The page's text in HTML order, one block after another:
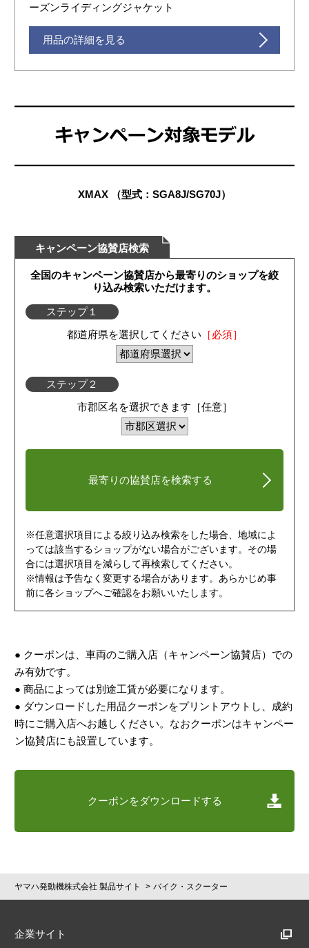
ーズンライディングジャケット
用品の詳細を見る
XMAX （型式：SGA8J/SG70J）
キャンペーン協賛店検索
全国のキャンペーン協賛店から最寄りのショップを絞
り込み検索いただけます。
ステップ１
都道府県を選択してください ［必須］
ステップ２
市郡区名を選択できます［任意］
最寄りの協賛店を検索する
※任意選択項目による絞り込み検索をした場合、地域によ
っては該当するショップがない場合がございます。その場
合には選択項目を減らして再検索してください。
※情報は予告なく変更する場合があります。あらかじめ事
前に各ショップへご確認をお願いいたします。
● クーポンは、車両のご購入店（キャンペーン協賛店）での
み有効です。
● 商品によっては別途工賃が必要になります。
● ダウンロードした用品クーポンをプリントアウトし、成約
時にご購入店へお越しください。なおクーポンはキャンペー
ン協賛店にも設置しています。
クーポンをダウンロードする
ヤマハ発動機株式会社 製品サイト バイク・スクーター
企業サイト